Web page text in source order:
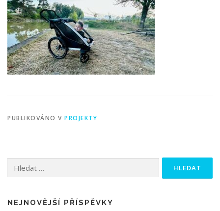
PUBLIKOVÁNO V PROJEKTY
NEJNOVĚJŠÍ PŘÍSPĚVKY